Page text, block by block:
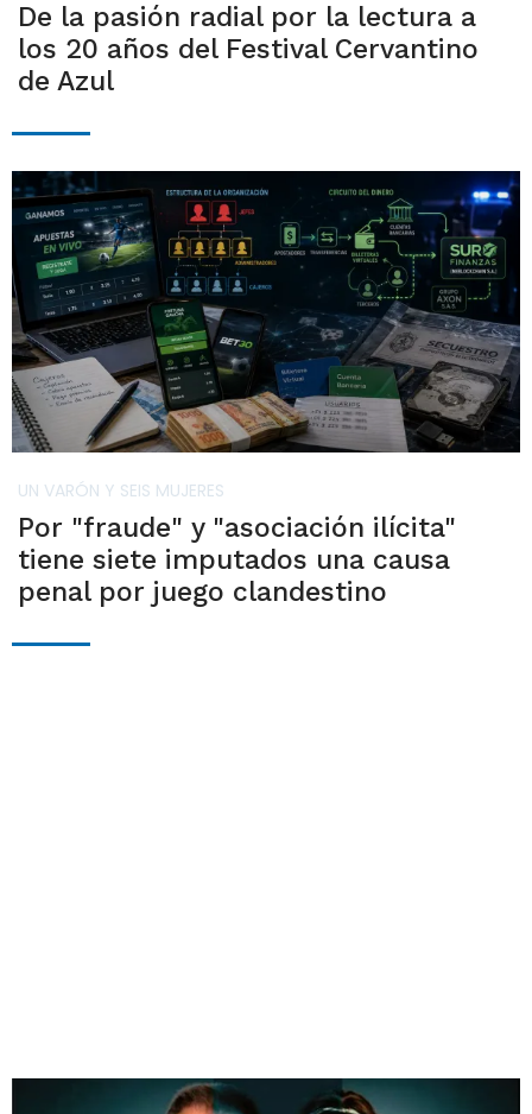
De la pasión radial por la lectura a
los 20 años del Festival Cervantino
de Azul
UN VARÓN Y SEIS MUJERES
Por "fraude" y "asociación ilícita"
tiene siete imputados una causa
penal por juego clandestino